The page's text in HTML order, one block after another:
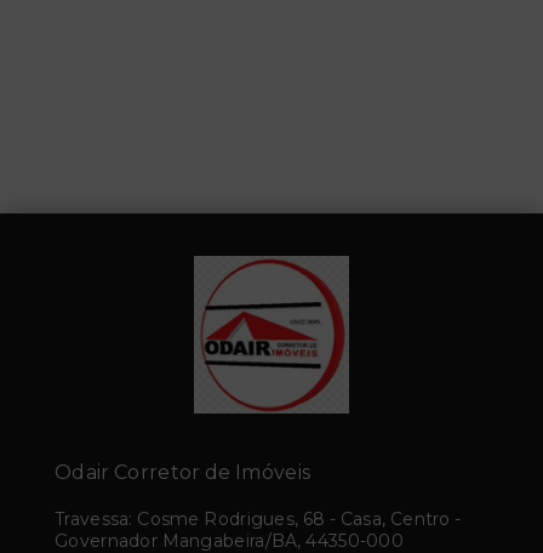
Odair Corretor de Imóveis
Travessa: Cosme Rodrigues, 68 - Casa, Centro -
Governador Mangabeira/BA, 44350-000